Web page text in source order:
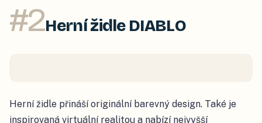
#2Herní židle DIABLO
Herní židle přináší originální barevný design. Také je
inspirovaná virtuální realitou a nabízí nejvyšší